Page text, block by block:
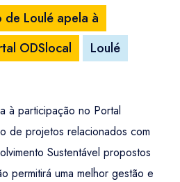
de Loulé apela à
ODSlocal
Loulé
à participação no Portal
de projetos relacionados com
Sustentável propostos
permitirá uma melhor gestão e